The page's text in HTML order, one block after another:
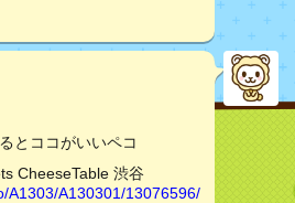
とココがいいペコ
CheeseTable 渋谷
A1303/A130301/13076596/